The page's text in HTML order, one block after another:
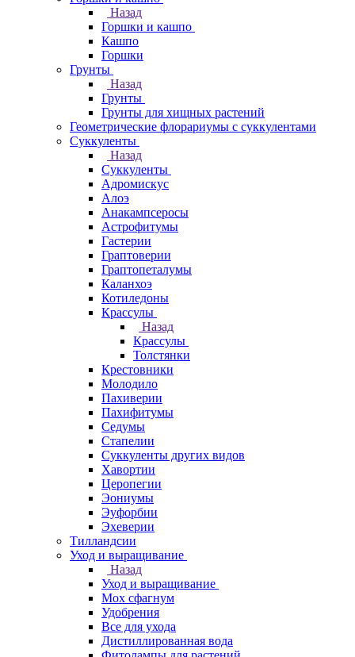
Назад
Горшки и кашпо
Кашпо
Горшки
Грунты
Назад
Грунты
Грунты для хищных растений
Геометрические флорариумы с суккулентами
Суккуленты
Назад
Суккуленты
Адромискус
Алоэ
Анакампсеросы
Астрофитумы
Гастерии
Граптоверии
Граптопеталумы
Каланхоэ
Котиледоны
Крассулы
Назад
Крассулы
Толстянки
Крестовники
Молодило
Пахиверии
Пахифитумы
Седумы
Стапелии
Суккуленты других видов
Хавортии
Церопегии
Эониумы
Эуфорбии
Эхеверии
Тилландсии
Уход и выращивание
Назад
Уход и выращивание
Мох сфагнум
Удобрения
Все для ухода
Дистиллированная вода